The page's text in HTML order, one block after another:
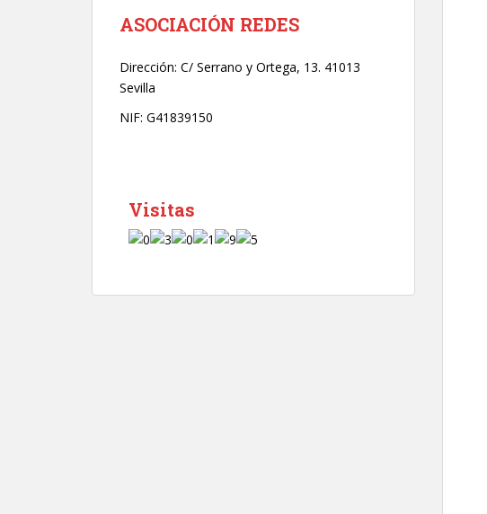
n
i
o
*
ASOCIACIÓN REDES
Dirección: C/ Serrano y Ortega, 13. 41013
Sevilla
NIF: G41839150
Visitas